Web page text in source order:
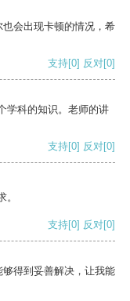
会出现卡顿的情况，希
支持[0] 反对[0]
学科的知识。老师的讲
支持[0] 反对[0]
支持[0] 反对[0]
得到妥善解决，让我能